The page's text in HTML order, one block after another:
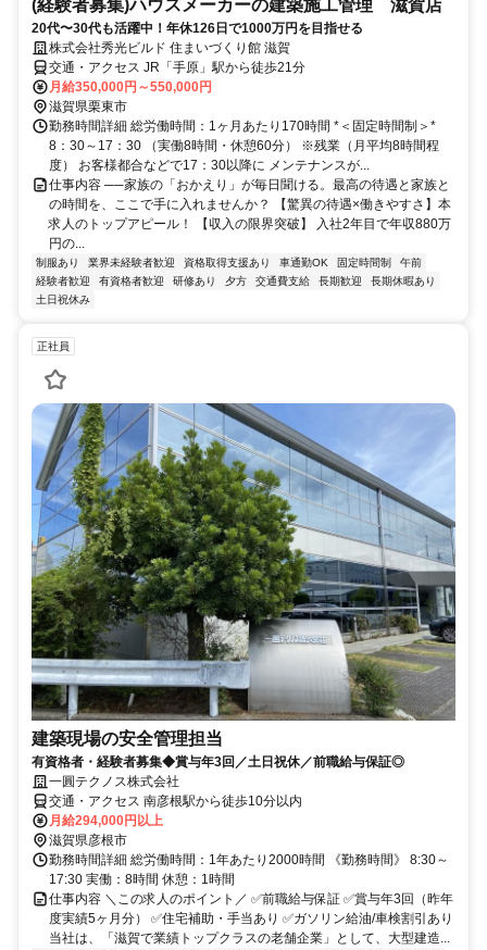
(経験者募集)ハウスメーカーの建築施工管理 滋賀店
20代〜30代も活躍中！年休126日で1000万円を目指せる
株式会社秀光ビルド 住まいづくり館 滋賀
交通・アクセス JR「手原」駅から徒歩21分
月給350,000円～550,000円
滋賀県栗東市
勤務時間詳細 総労働時間：1ヶ月あたり170時間 *＜固定時間制＞*
8：30～17：30 （実働8時間・休憩60分） ※残業（月平均8時間程
度） お客様都合などで17：30以降に メンテナンスが...
仕事内容 ──家族の「おかえり」が毎日聞ける。最高の待遇と家族と
の時間を、ここで手に入れませんか？ 【驚異の待遇×働きやすさ】本
求人のトップアピール！ 【収入の限界突破】 入社2年目で年収880万
円の...
制服あり 業界未経験者歓迎 資格取得支援あり 車通勤OK 固定時間制
午前
経験者歓迎
有資格者歓迎 研修あり 夕方 交通費支給 長期歓迎
長期休暇あり
土日祝休み
正社員
建築現場の安全管理担当
有資格者・経験者募集◆賞与年3回／土日祝休／前職給与保証◎
一圓テクノス株式会社
交通・アクセス 南彦根駅から徒歩10分以内
月給294,000円以上
滋賀県彦根市
勤務時間詳細 総労働時間：1年あたり2000時間 《勤務時間》 8:30～
17:30 実働：8時間 休憩：1時間
仕事内容 ＼この求人のポイント／ ✅前職給与保証 ✅賞与年3回（昨年
度実績5ヶ月分） ✅住宅補助・手当あり ✅ガソリン給油/車検割引あり
当社は、「滋賀で業績トップクラスの老舗企業」として、大型建造...